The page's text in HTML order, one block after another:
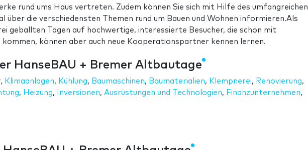
rund ums Haus vertreten. Zudem können Sie sich mit Hilfe des umfangreichen
die verschiedensten Themen rund um Bauen und Wohnen informieren.Als
geballten Tagen auf hochwertige, interessierte Besucher, die schon mit
können aber auch neue Kooperationspartner kennen lernen.
HanseBAU + Bremer Altbautage
, Klimaanlagen, Kühlung, Baumaschinen, Baumaterialien, Klempnerei, Renovierung,
, Heizung, Inversionen, Ausrüstungen und Technologien, Finanzunternehmen,